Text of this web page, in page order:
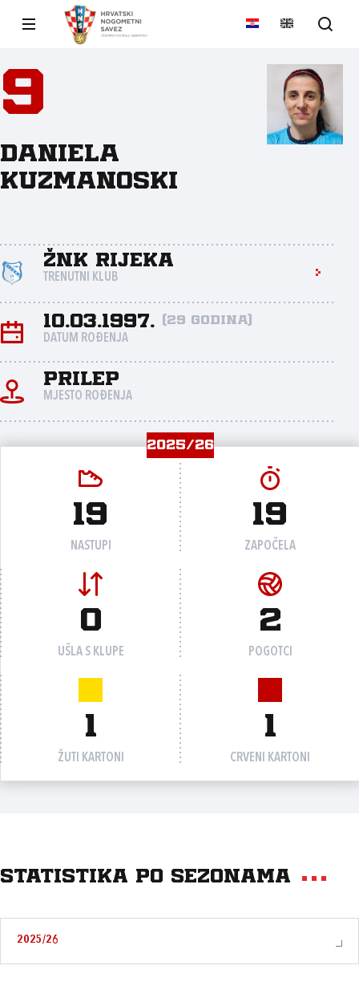
9
Daniela
Kuzmanoski
ŽNK Rijeka
TRENUTNI KLUB
10.03.1997. (29 godina)
DATUM ROĐENJA
Prilep
MJESTO ROĐENJA
2025/26
19
NASTUPI
19
ZAPOČELA
0
UŠLA S KLUPE
2
POGOTCI
1
ŽUTI KARTONI
1
CRVENI KARTONI
Statistika po sezonama
2025/26